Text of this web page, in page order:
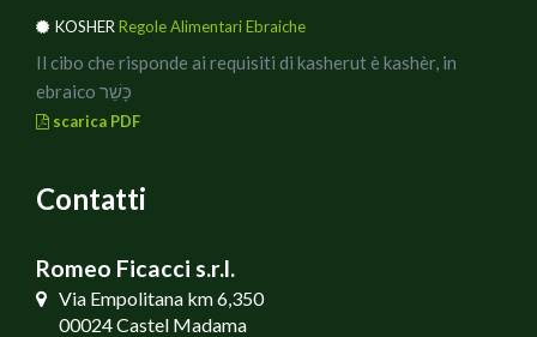
KOSHER Regole Alimentari Ebraiche
Il cibo che risponde ai requisiti di kasherut è kashèr, in
ebraico כָּשֵׁר
scarica PDF
Contatti
Romeo Ficacci s.r.l.
Via Empolitana km 6,350
00024 Castel Madama